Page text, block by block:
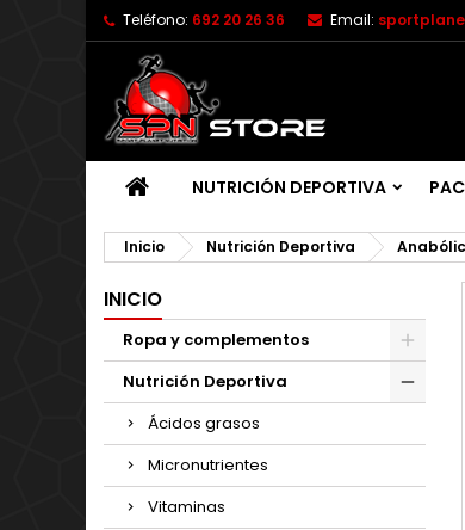
Teléfono: 692 20 26 36 Email:
NUTRICIÓN DEPORTIVA
Inicio Nutrición Deportiva
INICIO
Ropa y complementos
Nutrición Deportiva
Ácidos grasos
Micronutrientes
Vitaminas